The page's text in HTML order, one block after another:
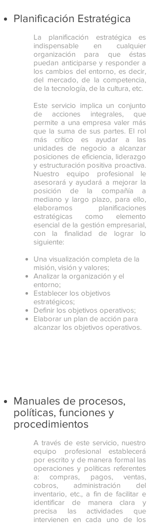
Planificación Estratégica
La planificación estratégica es
indispensable en cualquier
organización para que éstas
puedan anticiparse y responder a
los cambios del entorno, es decir,
del mercado, de la competencia,
de la tecnología, de la cultura, etc.
Este servicio implica un conjunto
de acciones integrales, que
permite a una empresa valer más
que la suma de sus partes. El rol
más crítico es ayudar a las
unidades de negocio a alcanzar
posiciones de eficiencia, liderazgo
y estructuración positiva proactiva.
Nuestro equipo profesional le
asesorará y ayudará a mejorar la
posición de la compañía a
mediano y largo plazo, para ello,
elaboramos planificaciones
estratégicas como elemento
esencial de la gestión empresarial,
con la finalidad de lograr lo
siguiente:
Una visualización completa de la
misión, visión y valores;
Analizar la organización y el
entorno;
Establecer los objetivos
estratégicos;
Definir los objetivos operativos;
Elaborar un plan de acción para
alcanzar los objetivos operativos.
Manuales de procesos,
políticas, funciones y
procedimientos
A través de este servicio, nuestro
equipo profesional establecerá
por escrito y de manera formal las
operaciones y políticas referentes
a: compras, pagos, ventas,
cobros, administración del
inventario, etc., a fin de facilitar e
identificar de manera clara y
precisa las actividades que
intervienen en cada uno de los